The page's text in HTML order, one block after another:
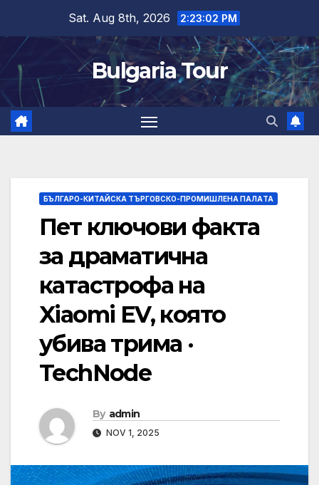
content
Sat. Aug 8th, 2026 2:23:03 PM
Bulgaria Tour
БЪЛГАРО-КИТАЙСКА ТЪРГОВСКО-ПРОМИШЛЕНА ПАЛAТА
Пет ключови факта
за драматична
катастрофа на
Xiaomi EV, която
убива трима ·
TechNode
By admin
NOV 1, 2025